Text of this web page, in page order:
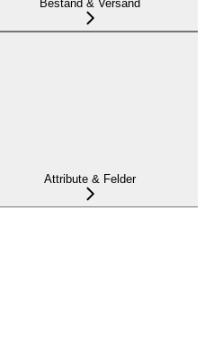
Bestand & Versand
Attribute & Felder